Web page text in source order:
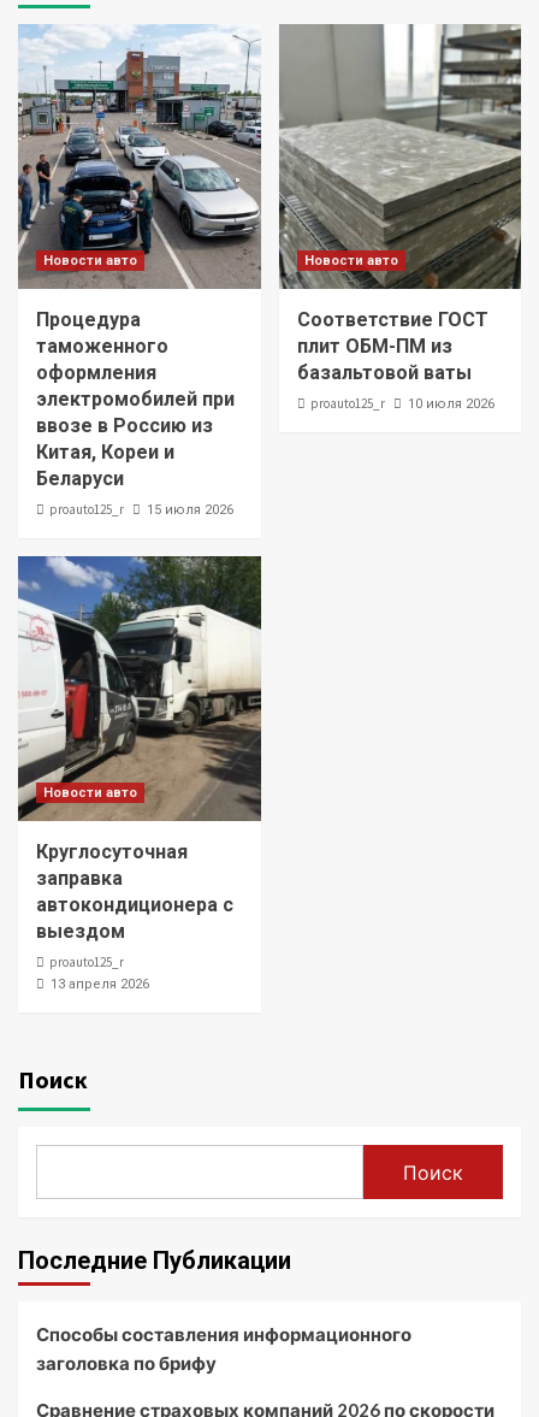
Новости авто
Процедура
таможенного
оформления
электромобилей при
ввозе в Россию из
Китая, Кореи и
Беларуси
proauto125_r 15 июля 2026
Новости авто
Соответствие ГОСТ
плит ОБМ-ПМ из
базальтовой ваты
proauto125_r 10 июля 2026
Новости авто
Круглосуточная
заправка
автокондиционера с
выездом
proauto125_r
13 апреля 2026
Поиск
Поиск
Последние Публикации
Способы составления информационного
заголовка по брифу
Сравнение страховых компаний 2026 по скорости